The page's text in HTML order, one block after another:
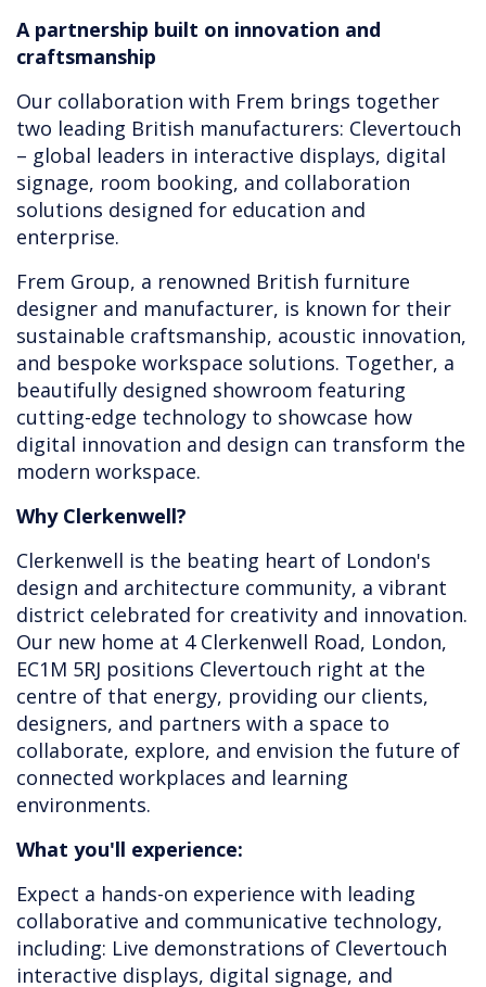
A partnership built on innovation and
craftsmanship
Our collaboration with Frem brings together
two leading British manufacturers: Clevertouch
– global leaders in interactive displays, digital
signage, room booking, and collaboration
solutions designed for education and
enterprise.
Frem Group, a renowned British furniture
designer and manufacturer, is known for their
sustainable craftsmanship, acoustic innovation,
and bespoke workspace solutions. Together, a
beautifully designed showroom featuring
cutting-edge technology to showcase how
digital innovation and design can transform the
modern workspace.
Why Clerkenwell?
Clerkenwell is the beating heart of London's
design and architecture community, a vibrant
district celebrated for creativity and innovation.
Our new home at 4 Clerkenwell Road, London,
EC1M 5RJ positions Clevertouch right at the
centre of that energy, providing our clients,
designers, and partners with a space to
collaborate, explore, and envision the future of
connected workplaces and learning
environments.
What you'll experience:
Expect a hands-on experience with leading
collaborative and communicative technology,
including: Live demonstrations of Clevertouch
interactive displays, digital signage, and